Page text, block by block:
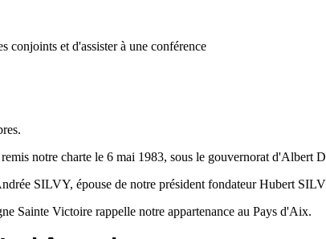
conjoints et d'assister à une conférence
notre charte le 6 mai 1983, sous le gouvernorat d'Albert
SILVY, épouse de notre président fondateur Hubert
Sainte Victoire rappelle notre appartenance au Pays d'Aix.